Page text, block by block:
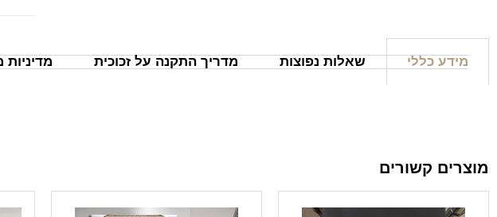
מידע כללי שאלות נפוצות מדריך התקנה על זכוכית
מוצרים קשורים